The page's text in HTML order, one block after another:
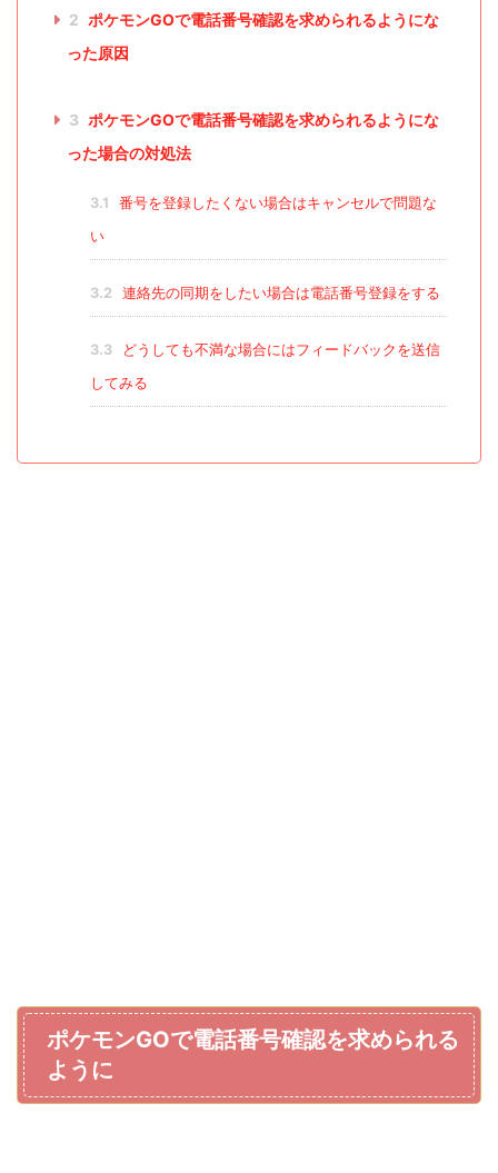
2 ポケモンGOで電話番号確認を求められるようにな
った原因
3 ポケモンGOで電話番号確認を求められるようにな
った場合の対処法
3.1
番号を登録したくない場合はキャンセルで問題な
い
3.2 連絡先の同期をしたい場合は電話番号登録をする
3.3
どうしても不満な場合にはフィードバックを送信
してみる
ポケモンGOで電話番号確認を求められる
ように